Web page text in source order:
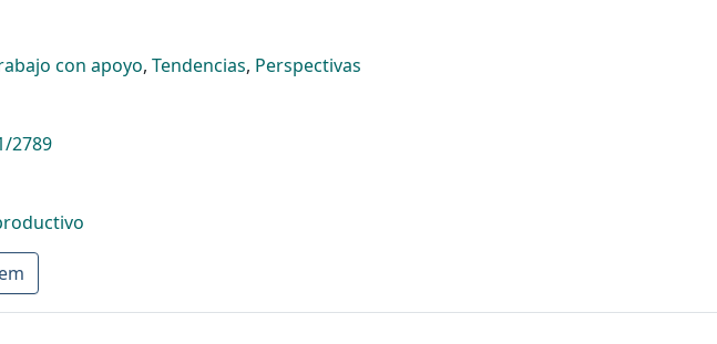
con apoyo, Tendencias, Perspectivas
2789